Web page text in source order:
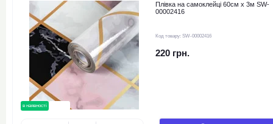
в наявності
Плівка на самоклейці 60см х 3м SW-
00002416
Код товару: SW-00002416
220 грн.